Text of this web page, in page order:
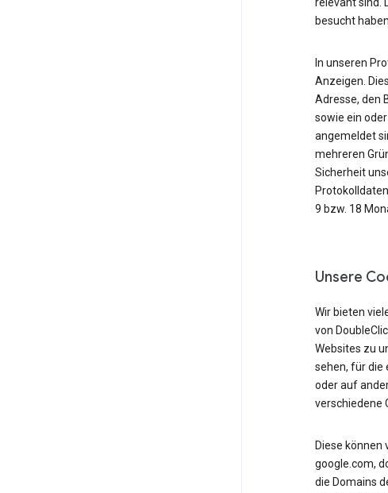
relevant sind.
besucht
In unseren
Anzeigen.
Adresse, den
sowie ein
angemeldet
mehreren
Sicherheit
9 bzw. 18
Unsere
Wir bieten
von
Websites zu
sehen, für die
oder auf
verschiedene
Diese
google.com,
die Domains